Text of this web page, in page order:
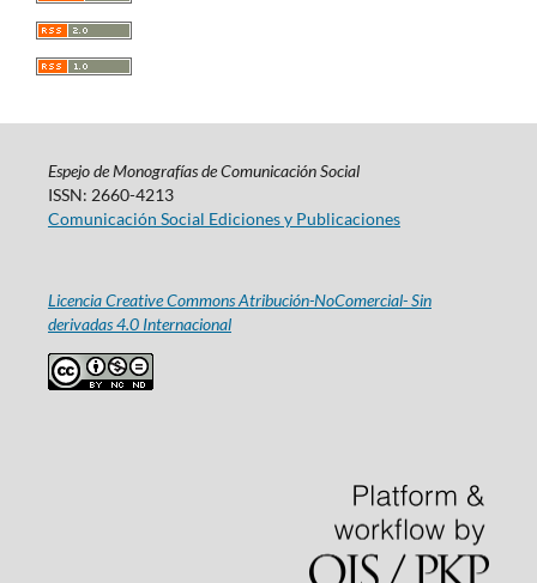
Espejo de Monografías de Comunicación Social
ISSN: 2660-4213
Comunicación Social Ediciones y Publicaciones
Licencia Creative Commons Atribución-NoComercial- Sin
derivadas 4.0 Internacional